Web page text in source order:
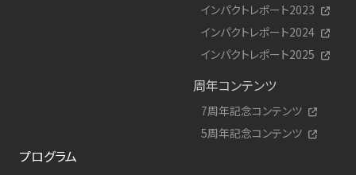
インパクトレポート2023
インパクトレポート2024
インパクトレポート2025
周年コンテンツ
7周年記念コンテンツ
5周年記念コンテンツ
プログラム